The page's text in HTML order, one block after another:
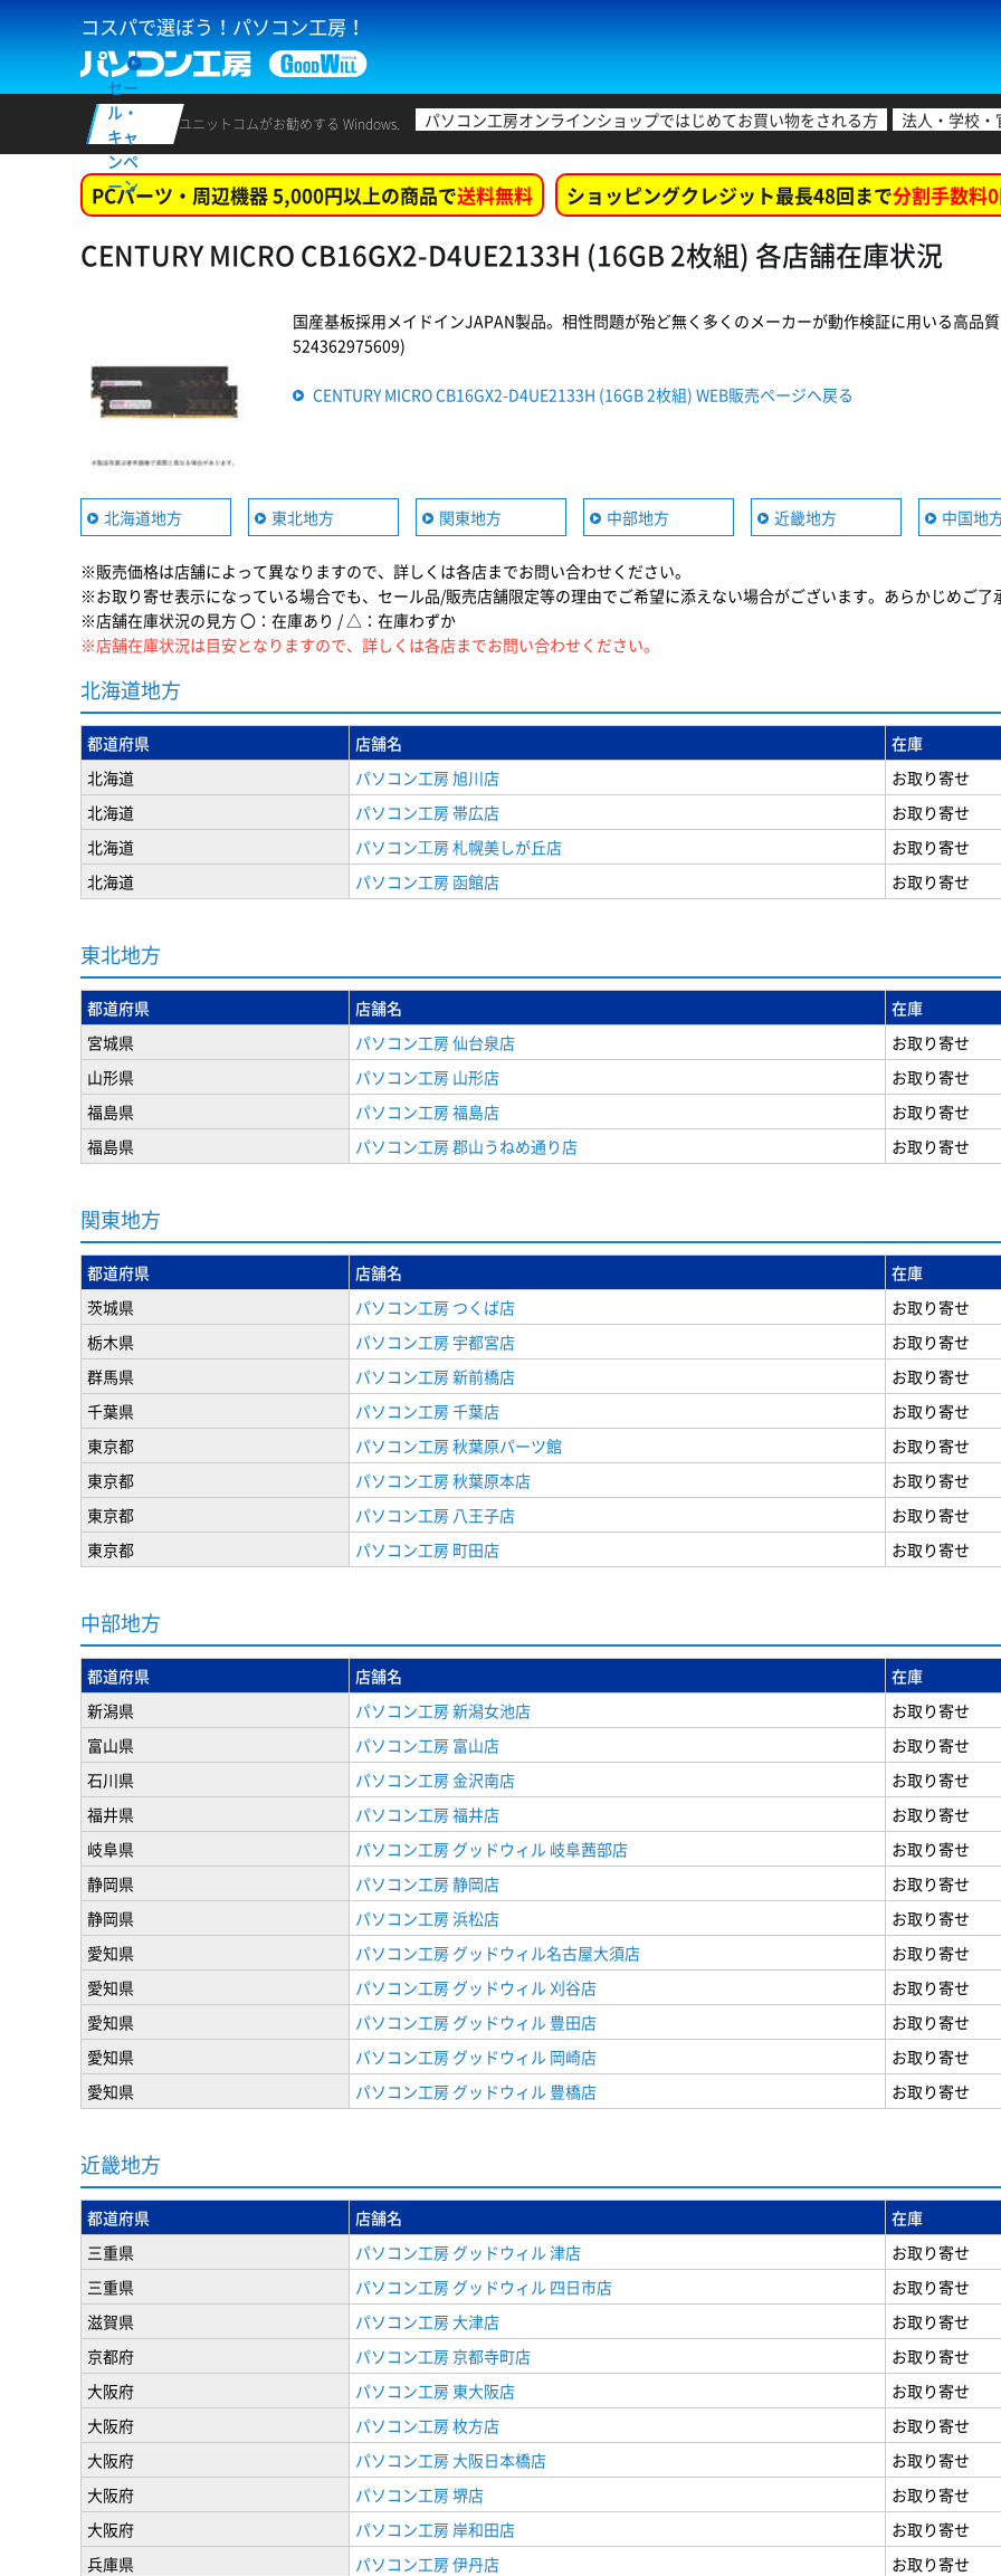
コスパで選ぼう！パソコン工房！
セー
ル・
キャ
ンペ
ーン
ユニットコムがお勧めする Windows. パソコン工房オンラインショップではじめてお買い物をされる方 法人・学校
PCパーツ・周辺機器 5,000円以上の商品で送料無料 ショッピングクレジット最長48回まで分割手数料
CENTURY MICRO CB16GX2-D4UE2133H (16GB 2枚組) 各店舗在庫状況
国産基板採用メイドインJAPAN製品。相性問題が殆ど無く多くのメーカーが動作検証に用いる高品
524362975609)
CENTURY MICRO CB16GX2-D4UE2133H (16GB 2枚組) WEB販売ページへ戻る
北海道地方 東北地方 関東地方 中部地方 近畿地方 中国地
※販売価格は店舗によって異なりますので、詳しくは各店までお問い合わせください。
※お取り寄せ表示になっている場合でも、セール品/販売店舗限定等の理由でご希望に添えない場合がございます。あらかじめご了
※店舗在庫状況の見方 〇：在庫あり / △：在庫わずか
※店舗在庫状況は目安となりますので、詳しくは各店までお問い合わせください。
北海道地方
都道府県 店舗名
在庫
北海道
パソコン工房 旭川店
お取り寄せ
北海道
パソコン工房 帯広店
お取り寄せ
北海道
パソコン⼯房 札幌美しが丘店
お取り寄せ
北海道
パソコン工房 函館店 お取り寄せ
東北地方
都道府県 店舗名
在庫
宮城県
パソコン工房 仙台泉店
お取り寄せ
山形県
パソコン工房 山形店
お取り寄せ
福島県
パソコン工房 福島店
お取り寄せ
福島県
パソコン工房 郡山うねめ通り店 お取り寄せ
関東地方
都道府県 店舗名
在庫
茨城県
パソコン工房 つくば店
お取り寄せ
栃木県
パソコン工房 宇都宮店
お取り寄せ
群馬県
パソコン工房 新前橋店
お取り寄せ
千葉県
パソコン工房 千葉店
お取り寄せ
東京都
パソコン工房 秋葉原パーツ館
お取り寄せ
東京都
パソコン工房 秋葉原本店
お取り寄せ
東京都
パソコン工房 八王子店
お取り寄せ
東京都
パソコン工房 町田店 お取り寄せ
中部地方
都道府県 店舗名
在庫
新潟県
パソコン工房 新潟女池店
お取り寄せ
富山県
パソコン工房 富山店
お取り寄せ
石川県
パソコン工房 金沢南店
お取り寄せ
福井県
パソコン工房 福井店
お取り寄せ
岐阜県
パソコン工房 グッドウィル 岐阜茜部店
お取り寄せ
静岡県
パソコン工房 静岡店
お取り寄せ
静岡県
パソコン工房 浜松店
お取り寄せ
愛知県
パソコン工房 グッドウィル名古屋大須店
お取り寄せ
愛知県
パソコン工房 グッドウィル 刈谷店
お取り寄せ
愛知県
パソコン工房 グッドウィル 豊田店
お取り寄せ
愛知県
パソコン工房 グッドウィル 岡崎店
お取り寄せ
愛知県
パソコン工房 グッドウィル 豊橋店 お取り寄せ
近畿地方
都道府県 店舗名
在庫
三重県
パソコン工房 グッドウィル 津店
お取り寄せ
三重県
パソコン工房 グッドウィル 四日市店
お取り寄せ
滋賀県
パソコン工房 大津店
お取り寄せ
京都府
パソコン工房 京都寺町店
お取り寄せ
大阪府
パソコン工房 東大阪店
お取り寄せ
大阪府
パソコン工房 枚方店
お取り寄せ
大阪府
パソコン工房 大阪日本橋店
お取り寄せ
大阪府
パソコン工房 堺店
お取り寄せ
大阪府
パソコン工房 岸和田店
お取り寄せ
兵庫県
パソコン工房 伊丹店
お取り寄せ